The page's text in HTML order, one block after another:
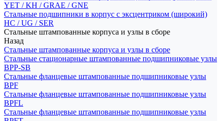
YET / KH / GRAE / GNE
Стальные подшипники в корпус с эксцентриком (широкий)
HC / UG / SER
Стальные штампованные корпуса и узлы в сборе
Назад
Стальные штампованные корпуса и узлы в сборе
Стальные стационарные штампованные подшипниковые узлы
BPP-SB
Стальные фланцевые штампованные подшипниковые узлы
BPF
Стальные фланцевые штампованные подшипниковые узлы
BPFL
Стальные фланцевые штампованные подшипниковые узлы